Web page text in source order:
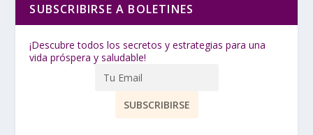
SUBSCRIBIRSE A BOLETINES
¡Descubre todos los secretos y estrategias para una
vida próspera y saludable!